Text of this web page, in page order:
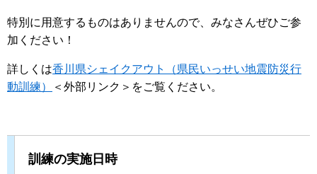
特別に用意するものはありませんので、みなさんぜひご参
加ください！
詳しくは香川県シェイクアウト（県民いっせい地震防災行
動訓練）
＜外部リンク＞ をご覧ください。
訓練の実施日時